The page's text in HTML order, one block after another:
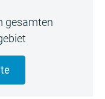
gesamten